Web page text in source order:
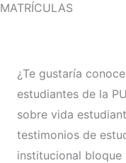
MATRÍCULAS
¿Te gustaría
estudiantes de la
sobre vida
testimonios de
institucional bloque